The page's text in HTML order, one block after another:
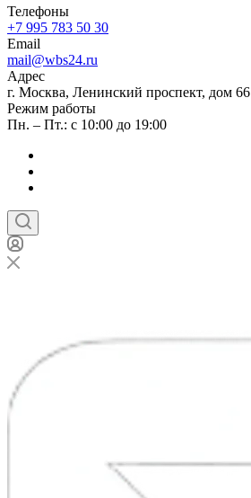
Телефоны
+7 995 783 50 30
Email
mail@wbs24.ru
Адрес
г. Москва, Ленинский проспект, дом 66
Режим работы
Пн. – Пт.: с 10:00 до 19:00